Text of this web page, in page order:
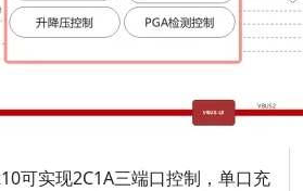
可实现2C1A三端口控制，单口充